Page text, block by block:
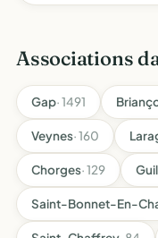
Associations
Gap· 1491
Veynes· 160
Chorges· 129
Saint-Bonnet-En-